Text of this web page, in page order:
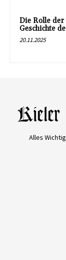
Die Rolle
Geschichte
20.11.2025
Alles